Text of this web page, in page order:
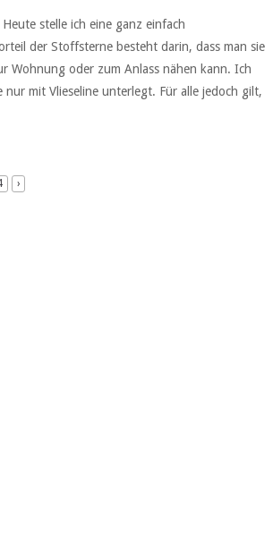
stelle ich eine ganz einfach
der Stoffsterne besteht darin, dass man sie
Wohnung oder zum Anlass nähen kann. Ich
mit Vlieseline unterlegt. Für alle jedoch gilt,
›